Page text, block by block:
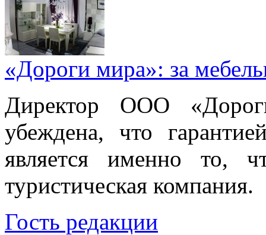
«Дороги мира»: за
Директор ООО
убеждена, что
является именно то,
туристическая компания.
Гость редакции